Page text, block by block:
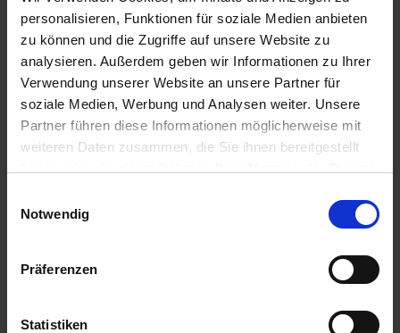
personalisieren, Funktionen für soziale Medien anbieten
zu können und die Zugriffe auf unsere Website zu
analysieren. Außerdem geben wir Informationen zu Ihrer
Verwendung unserer Website an unsere Partner für
soziale Medien, Werbung und Analysen weiter. Unsere
Partner führen diese Informationen möglicherweise mit
weiteren Daten zusammen, die Sie ihnen bereitgestellt
Notwendig
Präferenzen
Statistiken
Artikel-Nr.: 61065-16